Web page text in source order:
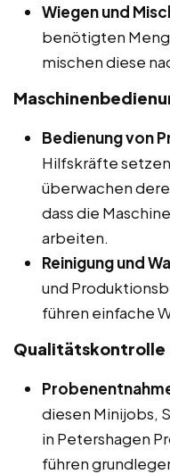
Wiegen und
benötigten
mischen diese
Bedienung von
Hilfskräfte
überwachen
dass die
arbeiten.
Reinigung und
und
führen einfache
Qualitätskontrolle
diesen Minijobs,
in Petershagen
führen